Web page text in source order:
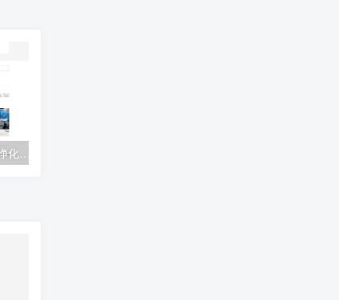
营销型环保节能智能空气净化器网站自适应手机端模板 绿色节能环保企业网站源码下载